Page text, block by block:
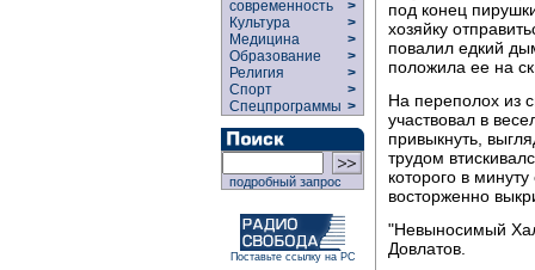
современность
>
Культура
>
Медицина
>
Образование
>
Религия
>
Спорт
>
Спецпрограммы >
подробный запрос
Поставьте ссылку на РС
под конец
хозяйку
повалил едкий
положила ее на
На переполох из
участвовал в
привыкнуть,
трудом
которого в
восторженно
"Невыносимый
Довлатов.